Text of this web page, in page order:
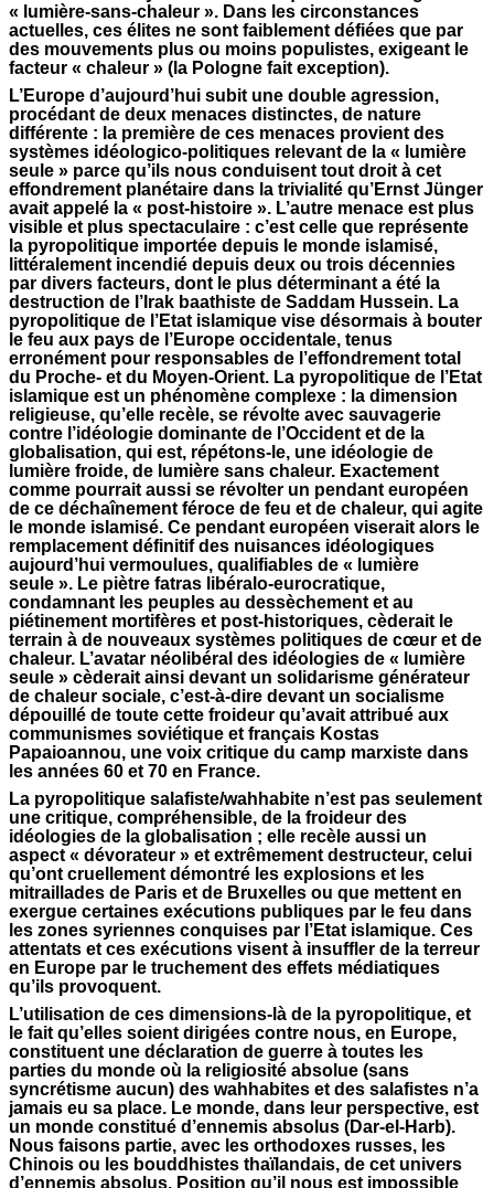
« lumière-sans-chaleur ». Dans les circonstances
actuelles, ces élites ne sont faiblement défiées que par
des mouvements plus ou moins populistes, exigeant le
facteur « chaleur » (la Pologne fait exception).
L’Europe d’aujourd’hui subit une double agression,
procédant de deux menaces distinctes, de nature
différente : la première de ces menaces provient des
systèmes idéologico-politiques relevant de la « lumière
seule » parce qu’ils nous conduisent tout droit à cet
effondrement planétaire dans la trivialité qu’Ernst Jünger
avait appelé la « post-histoire ». L’autre menace est plus
visible et plus spectaculaire : c’est celle que représente
la pyropolitique importée depuis le monde islamisé,
littéralement incendié depuis deux ou trois décennies
par divers facteurs, dont le plus déterminant a été la
destruction de l’Irak baathiste de Saddam Hussein. La
pyropolitique de l’Etat islamique vise désormais à bouter
le feu aux pays de l’Europe occidentale, tenus
erronément pour responsables de l’effondrement total
du Proche- et du Moyen-Orient. La pyropolitique de l’Etat
islamique est un phénomène complexe : la dimension
religieuse, qu’elle recèle, se révolte avec sauvagerie
contre l’idéologie dominante de l’Occident et de la
globalisation, qui est, répétons-le, une idéologie de
lumière froide, de lumière sans chaleur. Exactement
comme pourrait aussi se révolter un pendant européen
de ce déchaînement féroce de feu et de chaleur, qui agite
le monde islamisé. Ce pendant européen viserait alors le
remplacement définitif des nuisances idéologiques
aujourd’hui vermoulues, qualifiables de « lumière
seule ». Le piètre fatras libéralo-eurocratique,
condamnant les peuples au dessèchement et au
piétinement mortifères et post-historiques, cèderait le
terrain à de nouveaux systèmes politiques de cœur et de
chaleur. L’avatar néolibéral des idéologies de « lumière
seule » cèderait ainsi devant un solidarisme générateur
de chaleur sociale, c’est-à-dire devant un socialisme
dépouillé de toute cette froideur qu’avait attribué aux
communismes soviétique et français Kostas
Papaioannou, une voix critique du camp marxiste dans
les années 60 et 70 en France.
La pyropolitique salafiste/wahhabite n’est pas seulement
une critique, compréhensible, de la froideur des
idéologies de la globalisation ; elle recèle aussi un
aspect « dévorateur » et extrêmement destructeur, celui
qu’ont cruellement démontré les explosions et les
mitraillades de Paris et de Bruxelles ou que mettent en
exergue certaines exécutions publiques par le feu dans
les zones syriennes conquises par l’Etat islamique. Ces
attentats et ces exécutions visent à insuffler de la terreur
en Europe par le truchement des effets médiatiques
qu’ils provoquent.
L’utilisation de ces dimensions-là de la pyropolitique, et
le fait qu’elles soient dirigées contre nous, en Europe,
constituent une déclaration de guerre à toutes les
parties du monde où la religiosité absolue (sans
syncrétisme aucun) des wahhabites et des salafistes n’a
jamais eu sa place. Le monde, dans leur perspective, est
un monde constitué d’ennemis absolus (Dar-el-Harb).
Nous faisons partie, avec les orthodoxes russes, les
Chinois ou les bouddhistes thaïlandais, de cet univers
d’ennemis absolus. Position qu’il nous est impossible